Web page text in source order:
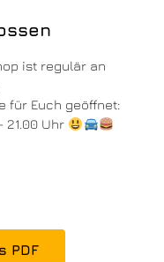
ist regulär an
für Euch geöffnet:
21.00 Uhr
PDF